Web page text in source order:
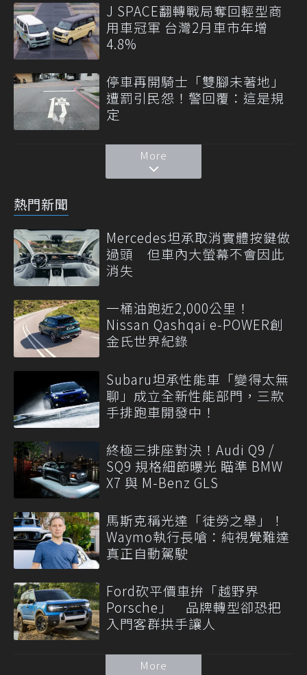
J SPACE翻轉戰局奪回輕型商
用車冠軍 台灣2月車市年增
4.8%
停車再開騎士「雙腳未著地」
遭罰引民怨！警回覆：這是規
定
More
熱門新聞
Mercedes坦承取消實體按鍵做
過頭 但車內大螢幕不會因此
消失
一桶油跑近2,000公里！
Nissan Qashqai e-POWER創
金氏世界紀錄
Subaru坦承性能車「變得太無
聊」成立全新性能部門，三款
手排跑車開發中！
終極三排座對決！Audi Q9 /
SQ9 規格細節曝光 瞄準 BMW
X7 與 M-Benz GLS
馬斯克稱光達「徒勞之舉」！
Waymo執行長嗆：純視覺難達
真正自動駕駛
Ford砍平價車拚「越野界
Porsche」 品牌轉型卻恐把
入門客群拱手讓人
More